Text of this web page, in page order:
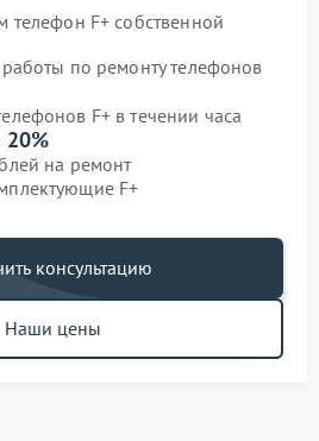
телефон F+ собственной
по ремонту телефонов
F+ в течении часа
20%
на ремонт
F+
консультацию
Наши цены